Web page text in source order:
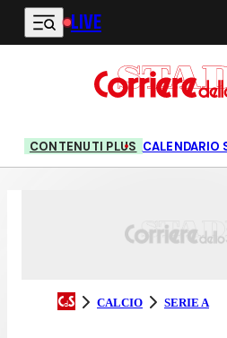
Vai al contenuto principale
LIVE
CONTENUTI PLUS CALENDARIO
CALCIO SERIE A